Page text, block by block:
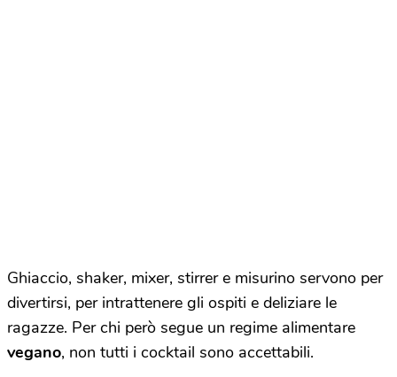
Ghiaccio, shaker, mixer, stirrer e misurino servono per
divertirsi, per intrattenere gli ospiti e deliziare le
ragazze. Per chi però segue un regime alimentare
vegano, non tutti i cocktail sono accettabili.